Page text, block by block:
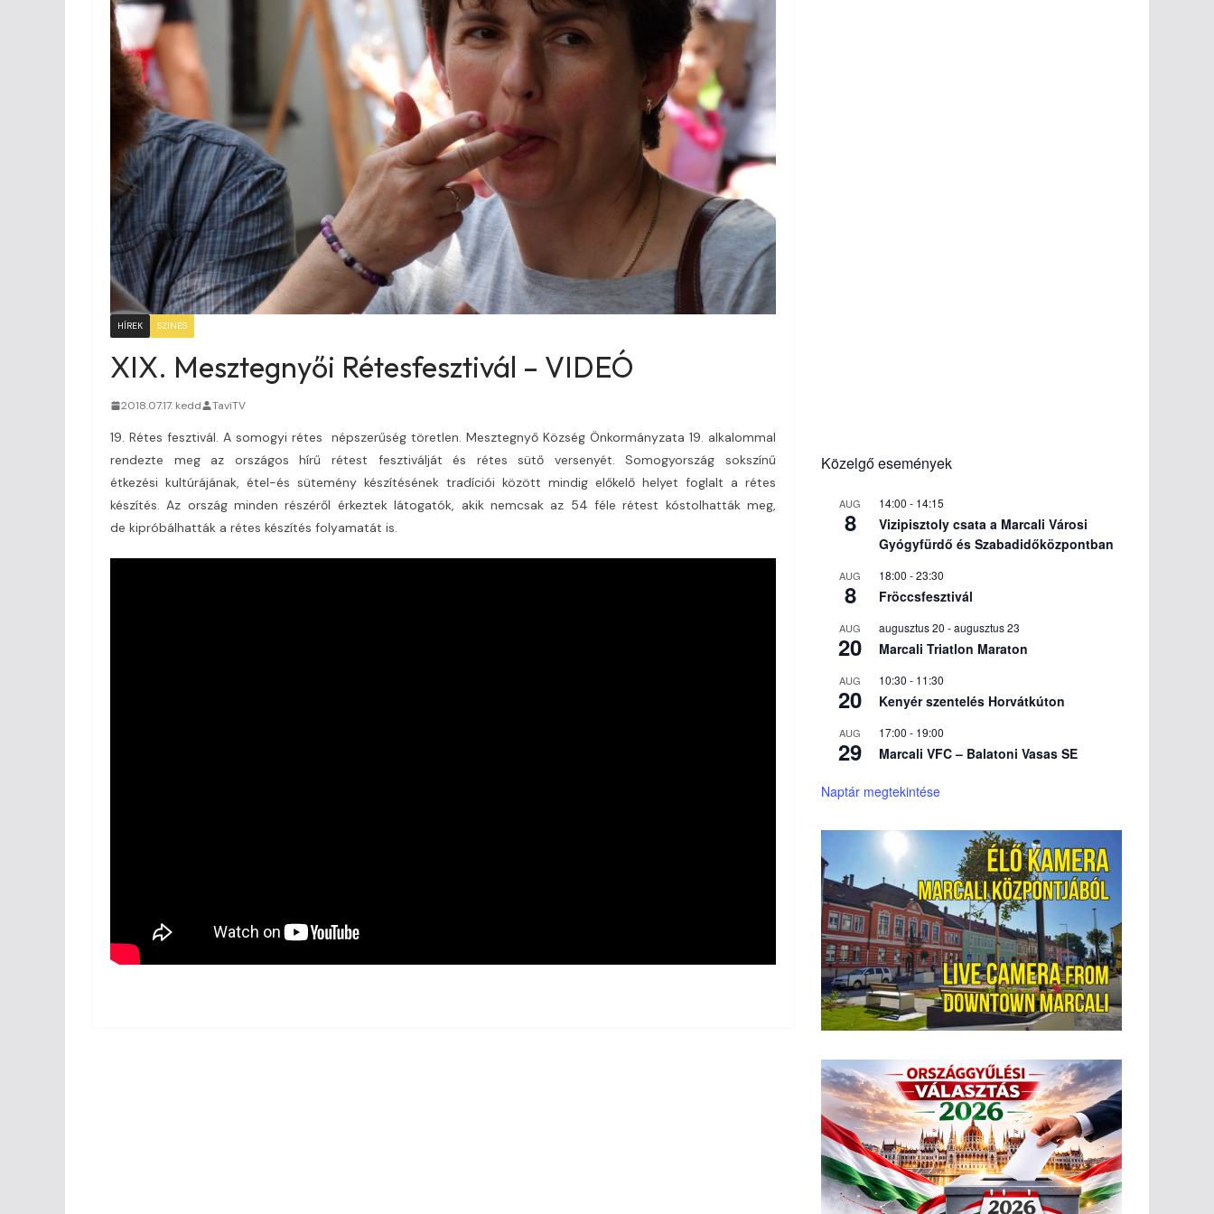
HÍREK SZINES
XIX. Mesztegnyői Rétesfesztivál – VIDEÓ
2018.07.17. kedd TaviTV
19. Rétes fesztivál. A somogyi rétes népszerűség töretlen. Mesztegnyő Község Önkormányzata 19. alkalommal
rendezte meg az országos hírű rétest fesztiválját és rétes sütő versenyét. Somogyország sokszínű
étkezési kultúrájának, étel-és sütemény készítésének tradíciói között mindig előkelő helyet foglalt a rétes
készítés. Az ország minden részéről érkeztek látogatók, akik nemcsak az 54 féle rétest kóstolhatták meg,
de kipróbálhatták a rétes készítés folyamatát is.
Közelgő események
AUG
8
14:00 - 14:15
Vizipisztoly csata a Marcali Városi
Gyógyfürdő és Szabadidőközpontban
AUG
8
18:00 -23:30
Fröccsfesztivál
AUG
20
augusztus 20 -augusztus 23
Marcali Triatlon Maraton
AUG
20
10:30 - 11:30
Kenyér szentelés Horvátkúton
AUG
29
17:00 - 19:00
Marcali VFC – Balatoni Vasas SE
Naptár megtekintése